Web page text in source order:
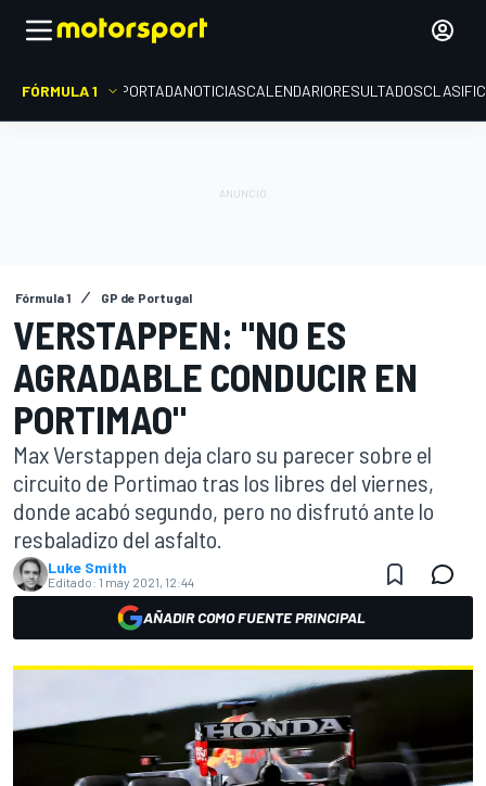
FÓRMULA 1 PORTADANOTICIASCALENDARIORESULTADOS
Fórmula 1 GP de Portugal
VERSTAPPEN: "NO ES
AGRADABLE CONDUCIR EN
PORTIMAO"
Max Verstappen deja claro su parecer sobre el
circuito de Portimao tras los libres del viernes,
donde acabó segundo, pero no disfrutó ante lo
resbaladizo del asfalto.
Luke Smith
Editado: 1 may 2021, 12:44
AÑADIR COMO FUENTE PRINCIPAL